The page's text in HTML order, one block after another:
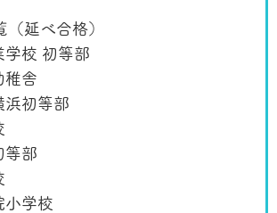
延べ合格）
学校 初等部
稚舎
浜初等部
等部
小学校